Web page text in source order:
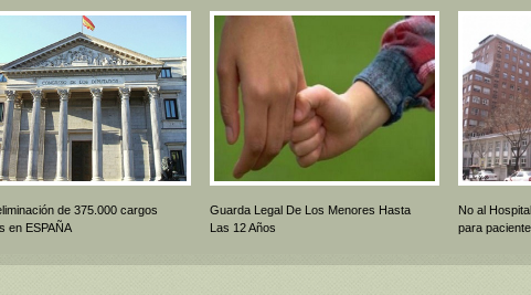
de 375.000 cargos
en ESPAÑA
Guarda Legal De Los Menores Hasta
Las 12 Años
No al
para